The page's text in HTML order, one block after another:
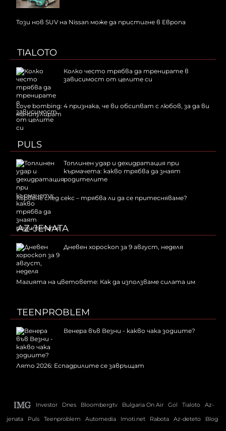
Този нов SUV на Nissan може да пристигне в Европа
TIALOTO
Колко често трябва да тренирате в
зависимост от целите си
Love bombing: 4 признака, че ви обсипват с любов, за да ви
манипулират
PULS
Топлинен удар и дехидратация при
кърмачета: какво трябва да знаят
родителите
Кървене след секс – трябва ли да се притесняваме?
AZ-JENATA
Дневен хороскоп за 9 август, неделя
Магията на цветовете: Как да използваме силата им
TEENPROBLEM
Венера във Везни - какво чака зодиите?
Лято 2026: Еспадрилите се завръщат
Investor Dnes Bloombergtv Bulgaria On Air Gol Tialoto
Az-
jenata
Puls Teenproblem Automedia Imoti.net Rabota Az-deteto
Blog